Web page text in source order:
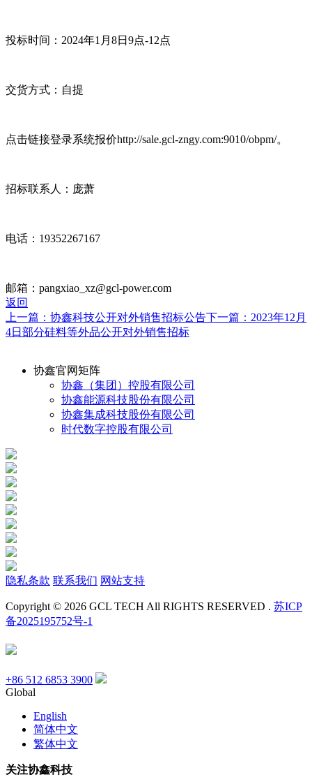
投标时间：2024年1月8日9点-12点
交货方式：自提
点击链接登录系统报价http://sale.gcl-zngy.com:9010/obpm/。
招标联系人：庞萧
电话：19352267167
邮箱：pangxiao_xz@gcl-power.com
返回
上一篇：协鑫科技公开对外销售招标公告下一篇：2023年12月
4日部分硅料等外品公开对外销售招标
协鑫官网矩阵
协鑫（集团）控股有限公司
协鑫能源科技股份有限公司
协鑫集成科技股份有限公司
时代数字控股有限公司
隐私条款 联系我们 网站支持
Copyright © 2026 GCL TECH All RIGHTS RESERVED . 苏ICP
备2025195752号-1
+86 512 6853 3900
Global
English
简体中文
繁体中文
关注协鑫科技